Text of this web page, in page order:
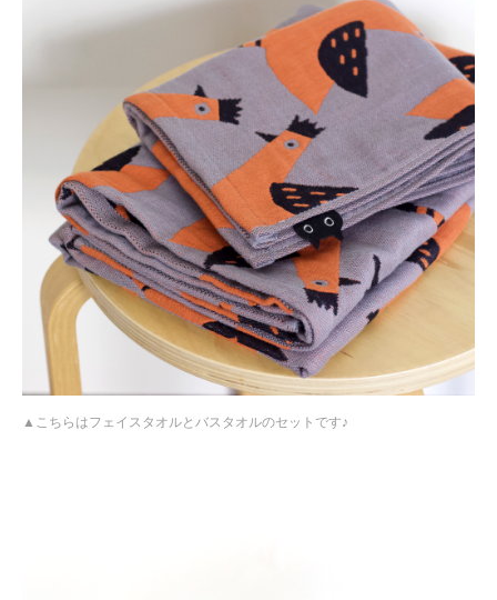
こちらはフェイスタオルとバスタオルのセットです♪